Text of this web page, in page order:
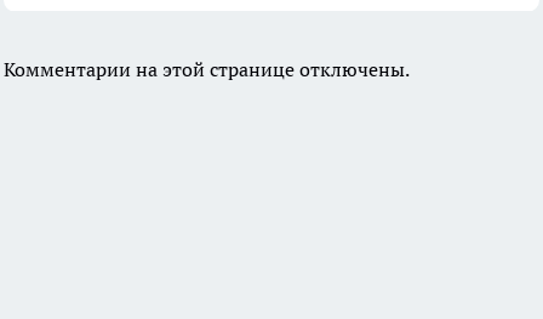
Комментарии на этой странице отключены.